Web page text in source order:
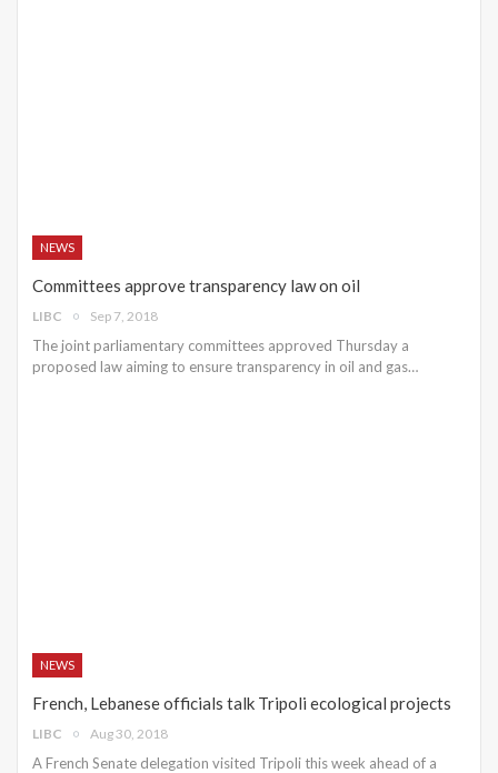
NEWS
Committees approve transparency law on oil
LIBC Sep 7, 2018
The joint parliamentary committees approved Thursday a
proposed law aiming to ensure transparency in oil and gas…
NEWS
French, Lebanese officials talk Tripoli ecological projects
LIBC Aug 30, 2018
A French Senate delegation visited Tripoli this week ahead of a